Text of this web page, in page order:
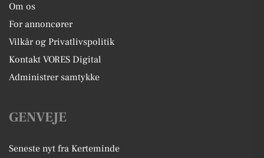
Om os
For annoncører
Vilkår og Privatlivspolitik
Kontakt VORES Digital
Administrer samtykke
GENVEJE
Seneste nyt fra Kerteminde